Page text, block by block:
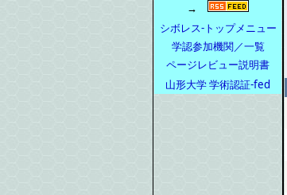
→
シボレス-トップメニュー
学認参加機関／一覧
ページレビュー説明書
山形大学 学術認証-fed